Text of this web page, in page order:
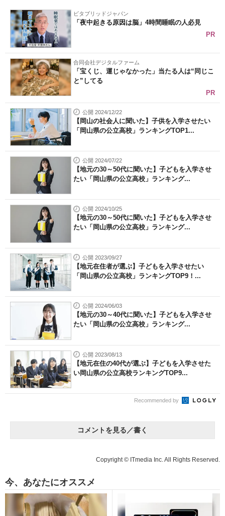
ビタブリッドジャパン
「夜中起きる原因は脳」4時間睡眠の人必見
PR
合同会社デジタルファーム
「宝くじ、運じゃなかった」当たる人は“同じこ
と”してる
PR
公開 2024/12/22
【岡山の社会人に聞いた】子供を入学させたい
「岡山県の公立高校」ランキングTOP1...
公開 2024/07/22
【地元の30～50代に聞いた】子どもを入学させ
たい「岡山県の公立高校」ランキング...
公開 2024/10/25
【地元の30～50代に聞いた】子どもを入学させ
たい「岡山県の公立高校」ランキング...
公開 2023/09/27
【地元在住者が選ぶ】子どもを入学させたい
「岡山県の公立高校」ランキングTOP9！...
公開 2024/06/03
【地元の30～40代に聞いた】子どもを入学させ
たい「岡山県の公立高校」ランキング...
公開 2023/08/13
【地元在住の40代が選ぶ】子どもを入学させた
い岡山県の公立高校ランキングTOP9...
Recommended by
コメントを見る／書く
Copyright © ITmedia Inc. All Rights Reserved.
今、あなたにオススメ